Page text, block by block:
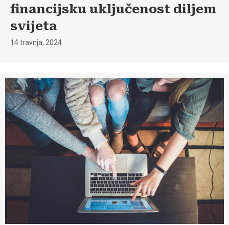
financijsku uključenost diljem
svijeta
14 travnja, 2024